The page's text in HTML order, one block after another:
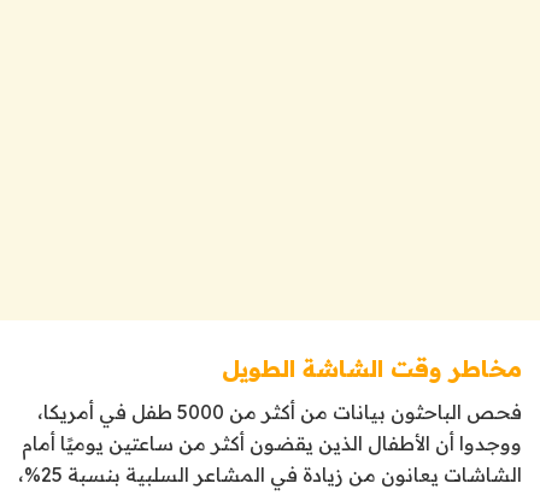
مخاطر وقت الشاشة الطويل
فحص الباحثون بيانات من أكثر من 5000 طفل في أمريكا،
ووجدوا أن الأطفال الذين يقضون أكثر من ساعتين يوميًا أمام
الشاشات يعانون من زيادة في المشاعر السلبية بنسبة 25%،